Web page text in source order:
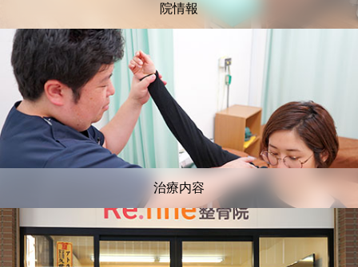
院情報
治療内容